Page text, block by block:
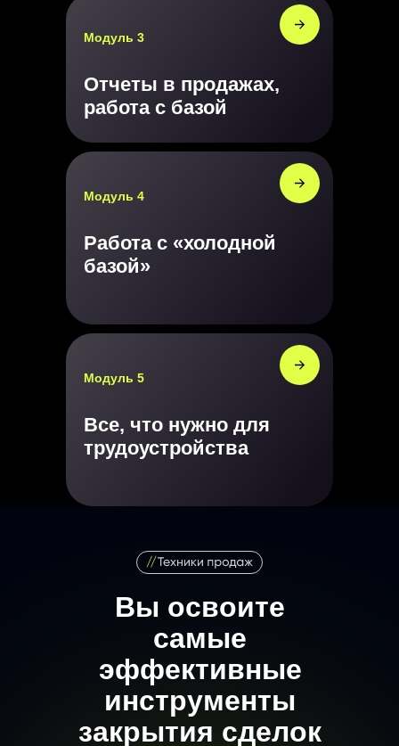
Отчеты в продажах,
работа с базой
Модуль 3
Работа с «холодной
базой»
Модуль 4
Все, что нужно для
трудоустройства
Модуль 5
Вы освоите
самые
эффективные
инструменты
закрытия сделок
Способы оплаты
Внутренняя
рассрочка